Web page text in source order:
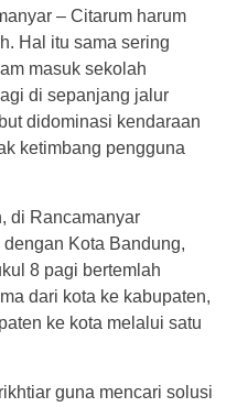
– Citarum harum
Hal itu sama sering
masuk sekolah
di sepanjang jalur
didominasi kendaraan
ketimbang pengguna
di Rancamanyar
Kota Bandung,
8 pagi bertemlah
dari kota ke kabupaten,
ke kota melalui satu
guna mencari solusi